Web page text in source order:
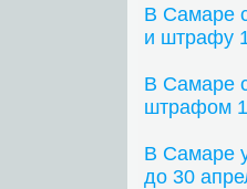
В Самаре
и штрафу
В Самаре
штрафом
В Самаре
до 30